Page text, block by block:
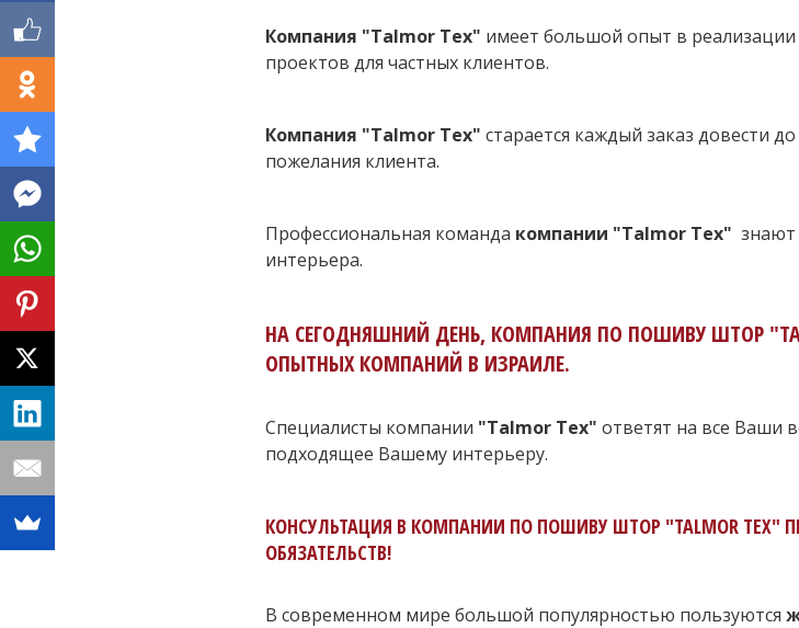
Компания "Talmor Tex" имеет большой опыт в
проектов для частных клиентов.
Компания "Talmor Tex" старается каждый заказ довести
пожелания клиента.
Профессиональная команда компании "Talmor Tex" знают
интерьера.
НА СЕГОДНЯШНИЙ ДЕНЬ, КОМПАНИЯ ПО ПОШИВУ ШТОР
ОПЫТНЫХ КОМПАНИЙ В ИЗРАИЛЕ.
Специалисты компании "Talmor Tex" ответят на все Ваши
подходящее Вашему интерьеру.
КОНСУЛЬТАЦИЯ В КОМПАНИИ ПО ПОШИВУ ШТОР "TALMOR TEX"
ОБЯЗАТЕЛЬСТВ!
В современном мире большой популярностью пользуются